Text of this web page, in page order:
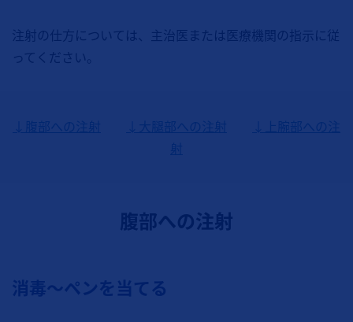
注射の仕方については、主治医または医療機関の指示に従
ってください。
↓腹部への注射 ↓大腿部への注射
↓上腕部への注
射
腹部への注射
消毒～ペンを当てる